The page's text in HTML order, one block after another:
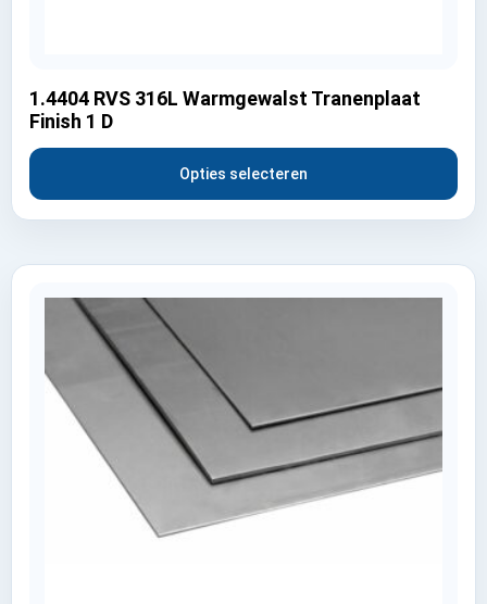
1.4404 RVS 316L Warmgewalst Tranenplaat
Finish 1 D
Opties selecteren